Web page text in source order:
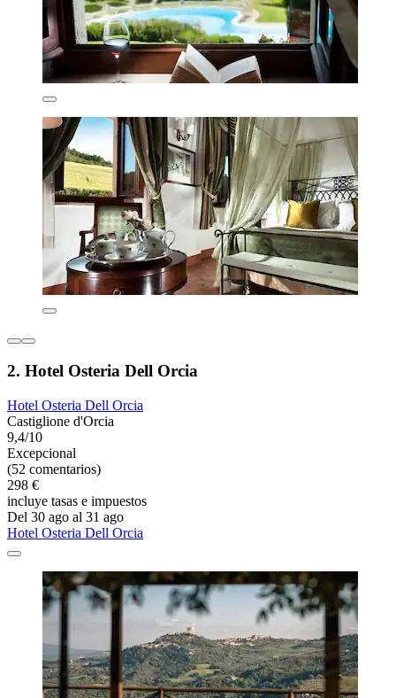
2. Hotel Osteria Dell Orcia
Hotel Osteria Dell Orcia
Castiglione d'Orcia
9,4/10
Excepcional
(52 comentarios)
298 €
incluye tasas e impuestos
Del 30 ago al 31 ago
Hotel Osteria Dell Orcia